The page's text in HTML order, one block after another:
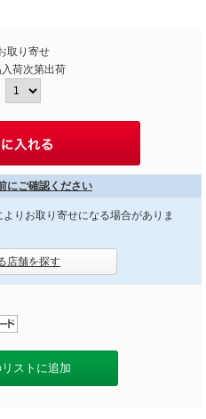
取り寄せ
荷次第出荷
にご確認ください
りお取り寄せになる場合がありま
店舗を探す
ストに追加